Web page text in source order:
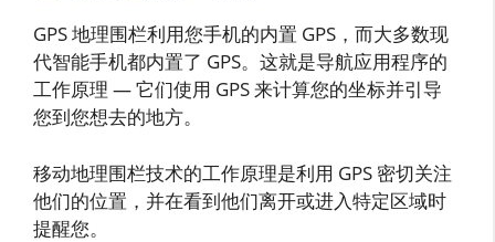
GPS 地理围栏利用您手机的内置 GPS，而大多数现
代智能手机都内置了 GPS。这就是导航应用程序的
工作原理 — 它们使用 GPS 来计算您的坐标并引导
您到您想去的地方。
移动地理围栏技术的工作原理是利用 GPS 密切关注
他们的位置，并在看到他们离开或进入特定区域时
提醒您。